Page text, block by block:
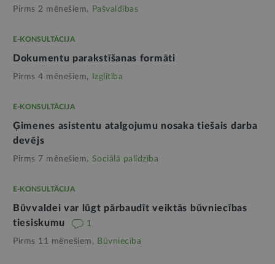
Pirms 2 mēnešiem, Pašvaldības
E-KONSULTĀCIJA
Dokumentu parakstīšanas formāti
Pirms 4 mēnešiem, Izglītība
E-KONSULTĀCIJA
Ģimenes asistentu atalgojumu nosaka tiešais darba
devējs
Pirms 7 mēnešiem, Sociālā palīdzība
E-KONSULTĀCIJA
Būvvaldei var lūgt pārbaudīt veiktās būvniecības
tiesiskumu
1
Pirms 11 mēnešiem, Būvniecība